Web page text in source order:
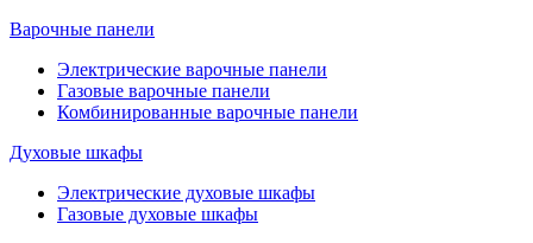
Варочные панели
Электрические варочные панели
Газовые варочные панели
Комбинированные варочные панели
Духовые шкафы
Электрические духовые шкафы
Газовые духовые шкафы